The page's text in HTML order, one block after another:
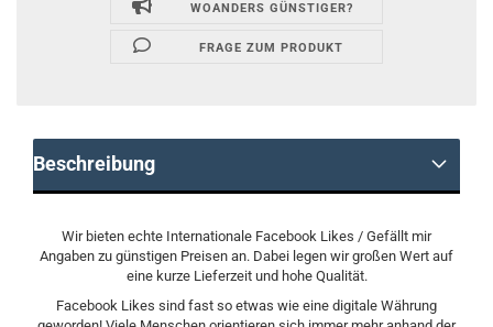
WOANDERS GÜNSTIGER?
FRAGE ZUM PRODUKT
Beschreibung
Wir bieten echte Internationale Facebook Likes / Gefällt mir
Angaben zu günstigen Preisen an. Dabei legen wir großen Wert auf
eine kurze Lieferzeit und hohe Qualität.
Facebook Likes sind fast so etwas wie eine digitale Währung